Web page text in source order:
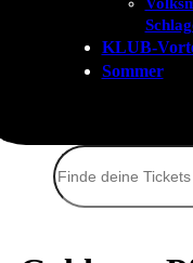
KLUB-
Sommer
Suchen